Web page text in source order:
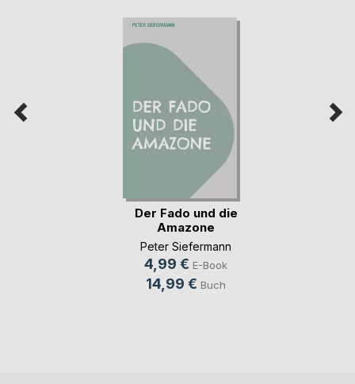
Der Fado und die
Amazone
Peter Siefermann
4,99 € E-Book
14,99 € Buch